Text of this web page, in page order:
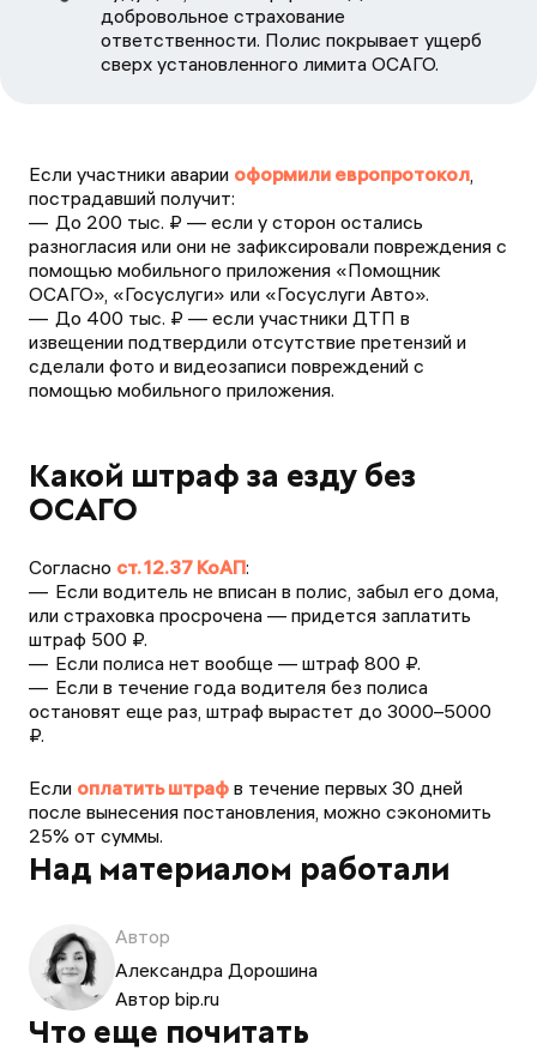
добровольное страхование
ответственности. Полис покрывает ущерб
сверх установленного лимита ОСАГО.
Если участники аварии оформили европротокол,
пострадавший получит:
До 200 тыс. ₽ — если у сторон остались
разногласия или они не зафиксировали повреждения с
помощью мобильного приложения «Помощник
ОСАГО», «Госуслуги» или «Госуслуги Авто».
До 400 тыс. ₽ — если участники ДТП в
извещении подтвердили отсутствие претензий и
сделали фото и видеозаписи повреждений с
помощью мобильного приложения.
Какой штраф за езду без
ОСАГО
Согласно ст. 12.37 КоАП:
Если водитель не вписан в полис, забыл его дома,
или страховка просрочена — придется заплатить
штраф 500 ₽.
Если полиса нет вообще — штраф 800 ₽.
Если в течение года водителя без полиса
остановят еще раз, штраф вырастет до 3000–5000
₽.
Если оплатить штраф в течение первых 30 дней
после вынесения постановления, можно сэкономить
25% от суммы.
Над материалом работали
Автор
Александра Дорошина
Автор bip.ru
Что еще почитать